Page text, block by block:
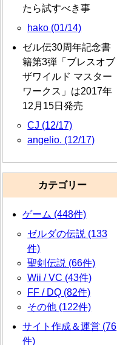
たら試すべき事
hako (01/14)
ゼル伝30周年記念書
籍第3弾「ブレスオブ
ザワイルド マスター
ワークス」は2017年
12月15日発売
CJ (12/17)
angelio. (12/17)
カテゴリー
ゲーム (448件)
ゼルダの伝説 (133
件)
聖剣伝説 (66件)
Wii / VC (43件)
FF / DQ (82件)
その他 (122件)
サイト作成＆運営 (76
件)